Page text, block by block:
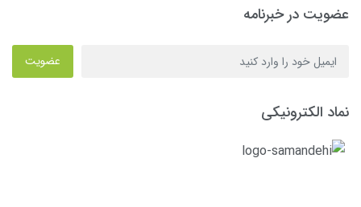
عضویت در خبرنامه
عضویت
نماد الکترونیکی